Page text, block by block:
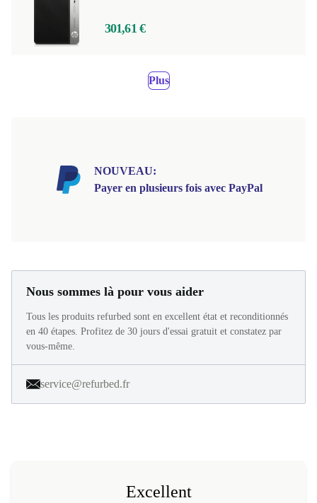
301,61 €
Plus
NOUVEAU:
Payer en plusieurs fois avec PayPal
Nous sommes là pour vous aider
Tous les produits refurbed sont en excellent état et reconditionnés
en 40 étapes. Profitez de 30 jours d'essai gratuit et constatez par
vous-même.
service@refurbed.fr
Excellent